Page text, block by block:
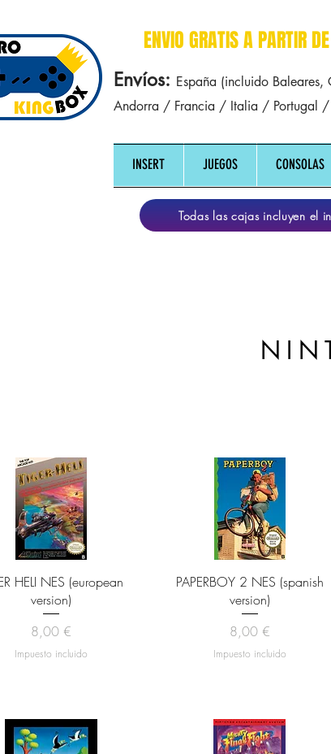
ENVIO GRATIS A PARTIR
Envíos: España (incluido
Andorra / Francia / Italia / Portugal
INSERT JUEGOS CONSOLAS
Todas las cajas incluyen el
Vista rápida
HELI NES (european
version)
Precio
8,00 €
Impuesto incluido
Vista rápida
PAPERBOY 2 NES (spanish
version)
Precio
8,00 €
Impuesto incluido